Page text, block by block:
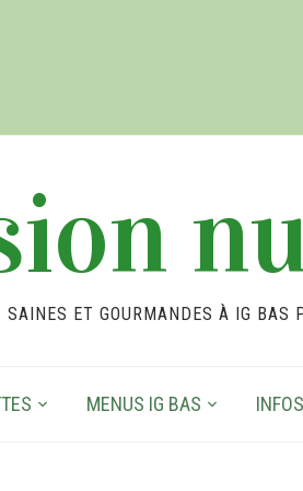
SAINES ET GOURMANDES À IG BAS
MENUS IG BAS